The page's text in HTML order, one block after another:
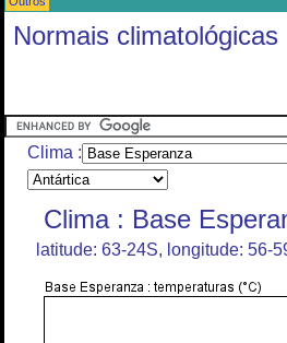
Normais climatológicas
Clima :
Clima : Base
latitude: 63-24S, longitude: 56-